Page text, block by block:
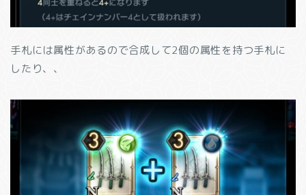
手札には属性があるので合成して2個の属性を持つ手札に
したり、、